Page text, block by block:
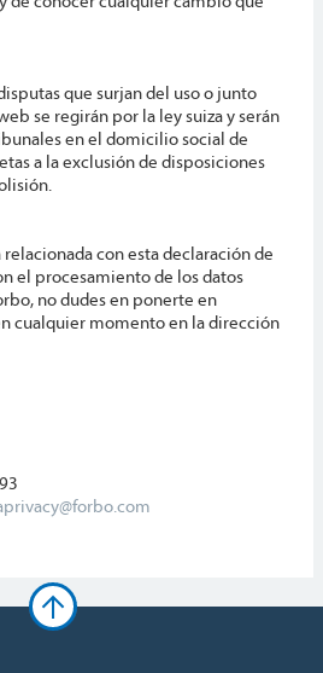
que surjan del uso o junto
se regirán por la ley suiza y serán
en el domicilio social de
a la exclusión de disposiciones
con esta declaración de
el procesamiento de los datos
no dudes en ponerte en
cualquier momento en la dirección